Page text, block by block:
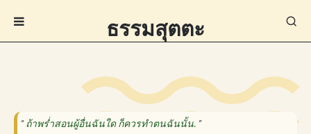
ธรรมสุตตะ
“ถ้าพร่ำสอนผู้อื่นฉันใด ก็ควรทำตนฉันนั้น. ”